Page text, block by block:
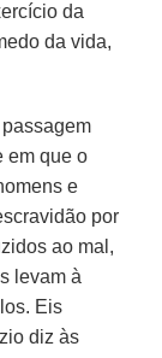
da
da vida,
em que o
e
por
ao mal,
levam à
Eis
diz às